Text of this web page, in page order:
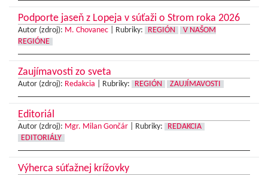
Podporte jaseň z Lopeja v súťaži o Strom roka 2026
Autor (zdroj): M. Chovanec Rubriky: REGIÓN
V NAŠOM
REGIÓNE
Zaujímavosti zo sveta
Autor (zdroj): Redakcia Rubriky: REGIÓN ZAUJÍMAVOSTI
Editoriál
Autor (zdroj): Mgr. Milan Gončár Rubriky:
REDAKCIA
EDITORIÁLY
Výherca súťažnej krížovky